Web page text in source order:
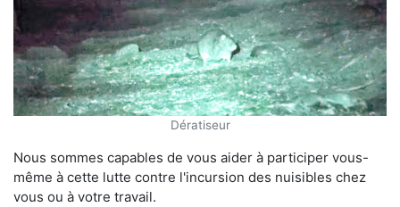
Dératiseur
Nous sommes capables de vous aider à participer vous-
même à cette lutte contre l'incursion des nuisibles chez
vous ou à votre travail.